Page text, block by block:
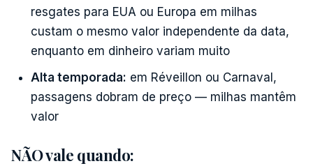
resgates para EUA ou Europa em milhas
custam o mesmo valor independente da data,
enquanto em dinheiro variam muito
Alta temporada: em Réveillon ou Carnaval,
passagens dobram de preço — milhas mantêm
valor
NÃO vale quando: